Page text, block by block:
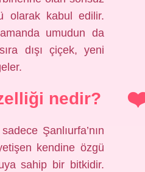
olarak kabul edilir.
umudun da
dışı çiçek, yeni
nedir?
Şanlıurfa’nın
kendine özgü
sahip bir bitkidir.